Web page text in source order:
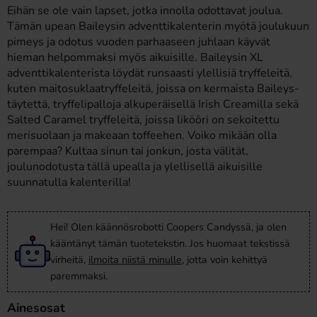
Eihän se ole vain lapset, jotka innolla odottavat joulua.
Tämän upean Baileysin adventtikalenterin myötä joulukuun
pimeys ja odotus vuoden parhaaseen juhlaan käyvät
hieman helpommaksi myös aikuisille. Baileysin XL
adventtikalenterista löydät runsaasti ylellisiä tryffeleitä,
kuten maitosuklaatryffeleitä, joissa on kermaista Baileys-
täytettä, tryffelipalloja alkuperäisellä Irish Creamilla sekä
Salted Caramel tryffeleitä, joissa likööri on sekoitettu
merisuolaan ja makeaan toffeehen. Voiko mikään olla
parempaa? Kultaa sinun tai jonkun, josta välität,
joulunodotusta tällä upealla ja ylellisellä aikuisille
suunnatulla kalenterilla!
Hei! Olen käännösrobotti Coopers Candyssä, ja olen
kääntänyt tämän tuotetekstin. Jos huomaat tekstissä
virheitä, ilmoita niistä minulle, jotta voin kehittyä
paremmaksi.
Ainesosat